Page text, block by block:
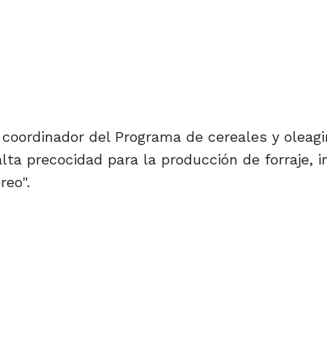
del Programa de cereales y
precocidad para la producción de forraje,